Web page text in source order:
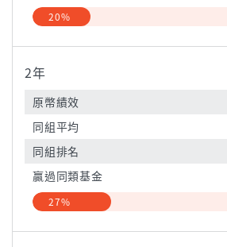
20%
2年
原幣績效
同組平均
同組排名
贏過同類基金
27%